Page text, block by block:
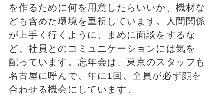
を作るために何を用意したらいいか、機材な
ども含めた環境を重視しています。人間関係
が上手く行くように、まめに面談をするな
ど、社員とのコミュニケーションには気を
配っています。忘年会は、東京のスタッフも
名古屋に呼んで、年に1回、全員が必ず顔を
合わせる機会にしています。